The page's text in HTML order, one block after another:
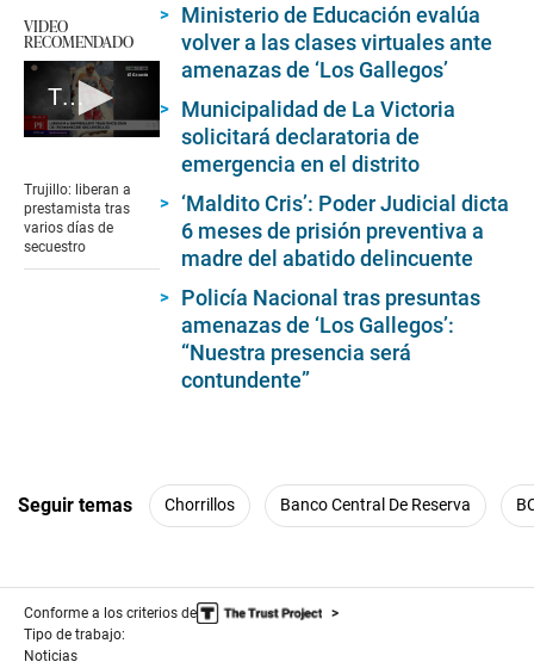
VIDEO
RECOMENDADO
Trujillo: liberan a prestamista tras varios días de secuestro
of
1
minute,
57
Trujillo: liberan a
prestamista tras
varios días de
secuestro
Ministerio de Educación evalúa
volver a las clases virtuales ante
amenazas de ‘Los Gallegos’
Municipalidad de La Victoria
solicitará declaratoria de
emergencia en el distrito
‘Maldito Cris’: Poder Judicial dicta
6 meses de prisión preventiva a
madre del abatido delincuente
Policía Nacional tras presuntas
amenazas de ‘Los Gallegos’:
“Nuestra presencia será
contundente”
Seguir temas Chorrillos Banco Central De Reserva
Conforme a los criterios de
Tipo de trabajo:
Noticias